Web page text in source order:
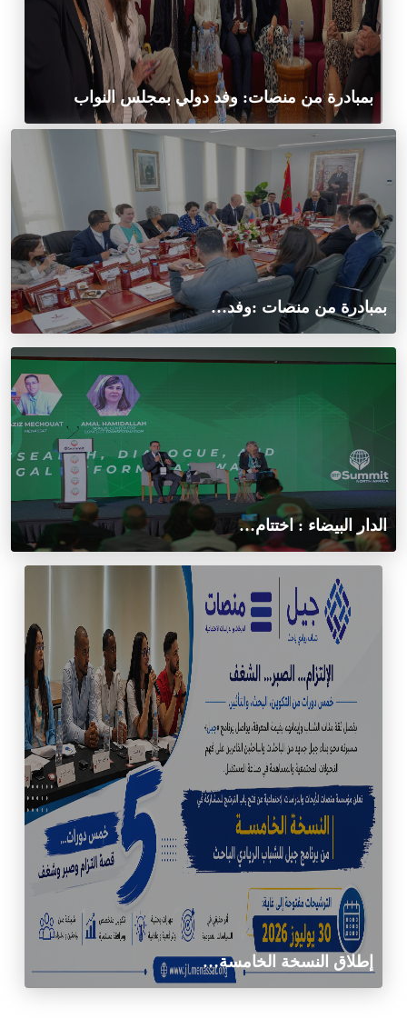
بمبادرة من منصات: وفد دولي بمجلس النواب
بمبادرة من منصات :وفد…
الدار البيضاء : اختتام…
إطلاق النسخة الخامسة…